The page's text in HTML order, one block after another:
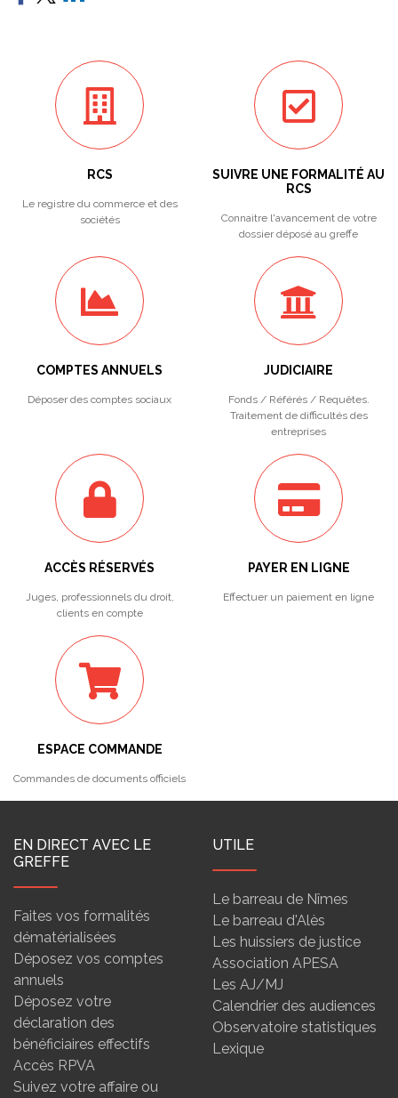
RCS
Le registre du commerce et des
sociétés
SUIVRE UNE FORMALITÉ AU
RCS
Connaitre l'avancement de votre
dossier déposé au greffe
COMPTES ANNUELS
Déposer des comptes sociaux
JUDICIAIRE
Fonds / Référés / Requêtes.
Traitement de difficultés des
entreprises
ACCÈS RÉSERVÉS
Juges, professionnels du droit,
clients en compte
PAYER EN LIGNE
Effectuer un paiement en ligne
ESPACE COMMANDE
Commandes de documents officiels
EN DIRECT AVEC LE
GREFFE
Faites vos formalités
dématérialisées
Déposez vos comptes
annuels
Déposez votre
déclaration des
bénéficiaires effectifs
Accès RPVA
Suivez votre affaire ou
UTILE
Le barreau de Nîmes
Le barreau d'Alès
Les huissiers de justice
Association APESA
Les AJ/MJ
Calendrier des audiences
Observatoire statistiques
Lexique